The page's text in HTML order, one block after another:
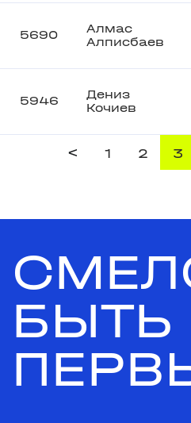
5690
Алмас
Алписбаев
5946
Дениз
Кочиев
< 1 2 3
БЫТЬ